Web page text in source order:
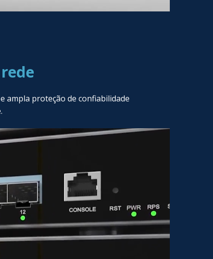
ampla proteção de confiabilidade